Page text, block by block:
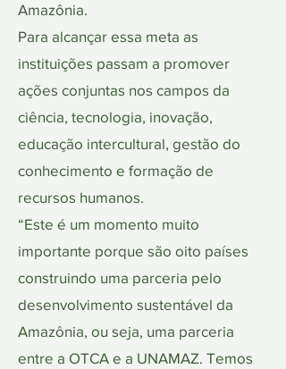
Amazônia.
Para alcançar essa meta as
instituições passam a promover
ações conjuntas nos campos da
ciência, tecnologia, inovação,
educação intercultural, gestão do
conhecimento e formação de
recursos humanos.
“Este é um momento muito
importante porque são oito países
construindo uma parceria pelo
desenvolvimento sustentável da
Amazônia, ou seja, uma parceria
entre a OTCA e a UNAMAZ. Temos